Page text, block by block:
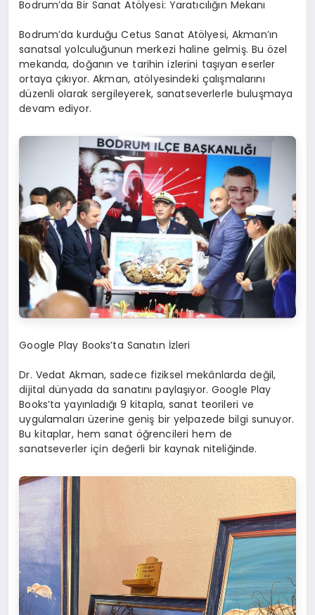
Bodrum’da Bir Sanat Atölyesi: Yaratıcılığın Mekanı
Bodrum’da kurduğu Cetus Sanat Atölyesi, Akman’ın
sanatsal yolculuğunun merkezi haline gelmiş. Bu özel
mekanda, doğanın ve tarihin izlerini taşıyan eserler
ortaya çıkıyor. Akman, atölyesindeki çalışmalarını
düzenli olarak sergileyerek, sanatseverlerle buluşmaya
devam ediyor.
Google Play Books’ta Sanatın İzleri
Dr. Vedat Akman, sadece fiziksel mekânlarda değil,
dijital dünyada da sanatını paylaşıyor. Google Play
Books’ta yayınladığı 9 kitapla, sanat teorileri ve
uygulamaları üzerine geniş bir yelpazede bilgi sunuyor.
Bu kitaplar, hem sanat öğrencileri hem de
sanatseverler için değerli bir kaynak niteliğinde.